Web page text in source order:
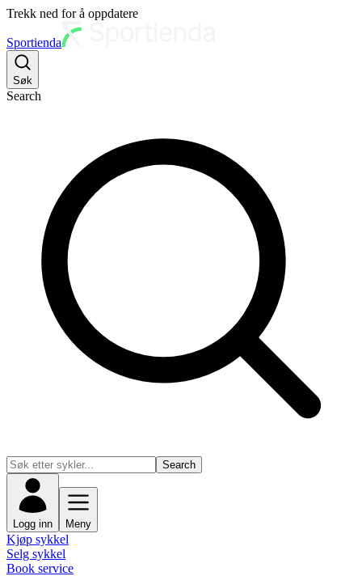
Trekk ned for å oppdatere
Sportienda
Søk
Search
Search
Logg inn Meny
Kjøp sykkel
Selg sykkel
Book service